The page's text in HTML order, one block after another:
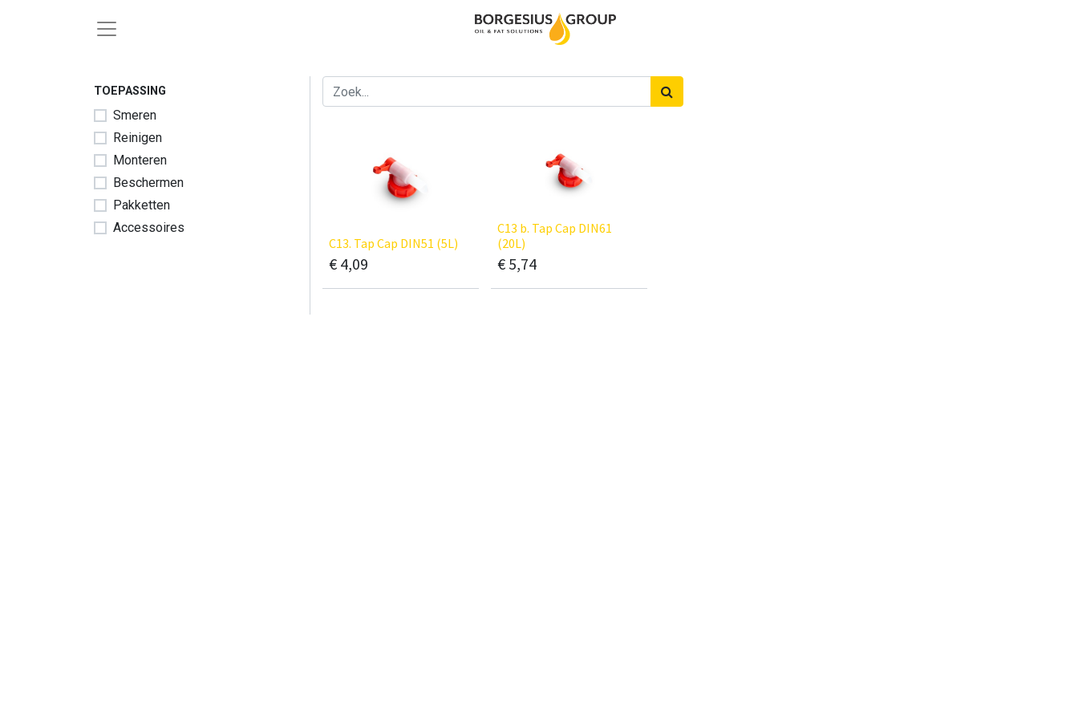
TOEPASSING
Smeren
Reinigen
Monteren
Beschermen
Pakketten
Accessoires
C13. Tap Cap DIN51 (5L)
€ 4,09
C13 b. Tap Cap DIN61
(20L)
€ 5,74